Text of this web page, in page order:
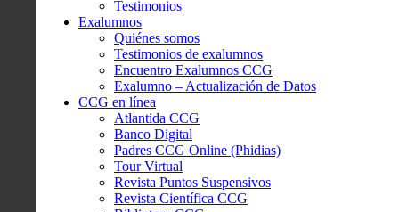
Testimonios
Exalumnos
Quiénes somos
Testimonios de exalumnos
Encuentro Exalumnos CCG
Exalumno – Actualización de Datos
CCG en línea
Atlantida CCG
Banco Digital
Padres CCG Online (Phidias)
Tour Virtual
Revista Puntos Suspensivos
Revista Científica CCG